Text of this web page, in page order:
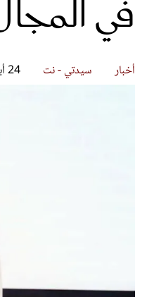
في
أخبار سيدتي - نت 24 أبريل 2025
قصص ملهمة
شباب وبنات
علاقات زوجية